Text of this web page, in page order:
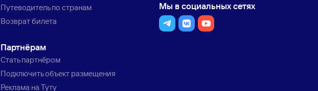
Путеводитель по странам
Возврат билета
Партнёрам
Стать партнёром
Подключить объект размещения
Реклама на Туту
Мы в социальных сетях